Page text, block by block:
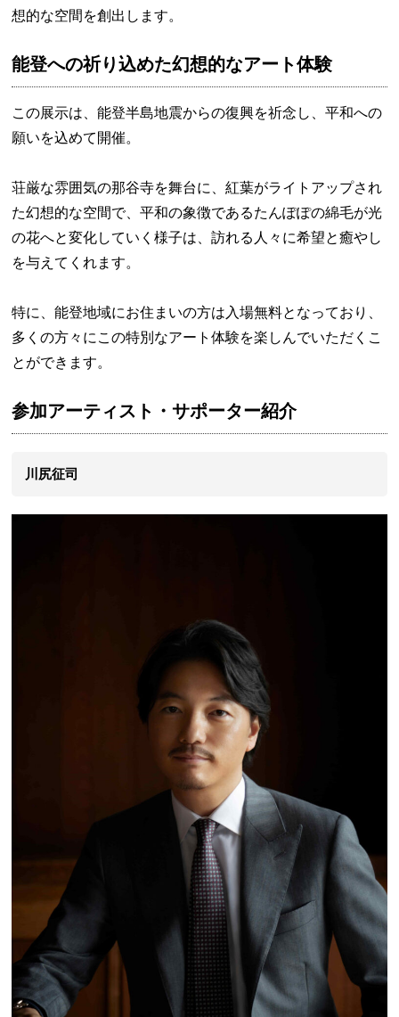
想的な空間を創出します。
能登への祈り込めた幻想的なアート体験
この展示は、能登半島地震からの復興を祈念し、平和への
願いを込めて開催。
荘厳な雰囲気の那谷寺を舞台に、紅葉がライトアップされ
た幻想的な空間で、平和の象徴であるたんぽぽの綿毛が光
の花へと変化していく様子は、訪れる人々に希望と癒やし
を与えてくれます。
特に、能登地域にお住まいの方は入場無料となっており、
多くの方々にこの特別なアート体験を楽しんでいただくこ
とができます。
参加アーティスト・サポーター紹介
川尻征司